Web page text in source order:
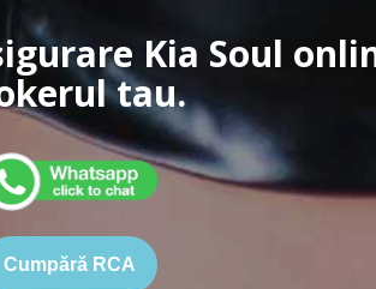
Kia Soul
tau.
Cumpără RCA